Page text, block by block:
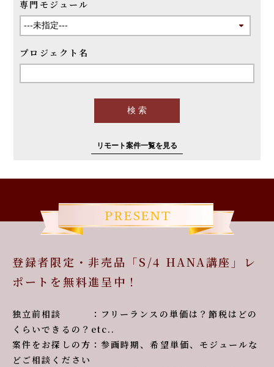
専門モジュール
プロジェクト名
リモート案件一覧を見る
登録者限定・非売品「S/4 HANA講座」レ
ポートを無料進呈中！
独立前相談 ：フリーランスの単価は？節税はどの
くらいできるの？etc..
案件をお探しの方：参画時期、希望単価、モジュールな
どご相談ください